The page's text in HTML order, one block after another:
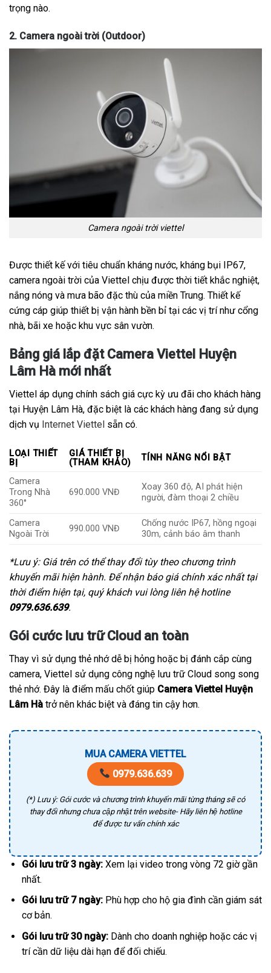
trọng nào.
2. Camera ngoài trời (Outdoor)
Camera ngoài trời viettel
Được thiết kế với tiêu chuẩn kháng nước, kháng bụi IP67,
camera ngoài trời của Viettel chịu được thời tiết khắc nghiệt,
nắng nóng và mưa bão đặc thù của miền Trung. Thiết kế
cứng cáp giúp thiết bị vận hành bền bỉ tại các vị trí như cổng
nhà, bãi xe hoặc khu vực sân vườn.
Bảng giá lắp đặt Camera Viettel Huyện
Lâm Hà mới nhất
Viettel áp dụng chính sách giá cực kỳ ưu đãi cho khách hàng
tại Huyện Lâm Hà, đặc biệt là các khách hàng đang sử dụng
dịch vụ Internet Viettel sẵn có.
LOẠI THIẾT
BỊ
GIÁ THIẾT BỊ
(THAM KHẢO)
TÍNH NĂNG NỔI BẬT
Camera
Trong Nhà
360°
690.000 VNĐ
Xoay 360 độ, AI phát hiện
người, đàm thoại 2 chiều
Camera
Ngoài Trời
990.000 VNĐ
Chống nước IP67, hồng ngoại
30m, cảnh báo âm thanh
*Lưu ý: Giá trên có thể thay đổi tùy theo chương trình
khuyến mãi hiện hành. Để nhận báo giá chính xác nhất tại
thời điểm hiện tại, quý khách vui lòng liên hệ hotline
0979.636.639.
Gói cước lưu trữ Cloud an toàn
Thay vì sử dụng thẻ nhớ dễ bị hỏng hoặc bị đánh cắp cùng
camera, Viettel sử dụng công nghệ lưu trữ Cloud song song
thẻ nhớ. Đây là điểm mấu chốt giúp Camera Viettel Huyện
Lâm Hà trở nên khác biệt và đáng tin cậy hơn.
MUA CAMERA VIETTEL
0979.636.639
(*) Lưu ý: Gói cước và chương trình khuyến mãi từng tháng sẽ có
thay đổi nhưng chưa cập nhật trên website- Hãy liên hệ hotline
để được tư vấn chính xác
Gói lưu trữ 3 ngày:Xem lại video trong vòng 72 giờ gần
nhất.
Gói lưu trữ 7 ngày:Phù hợp cho hộ gia đình cần giám sát
cơ bản.
Gói lưu trữ 30 ngày:Dành cho doanh nghiệp hoặc các vị
trí cần dữ liệu dài hạn để đối chiếu.